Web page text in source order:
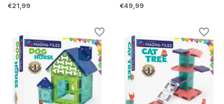
€21,99
€49,99